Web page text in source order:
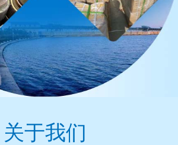
关于我们